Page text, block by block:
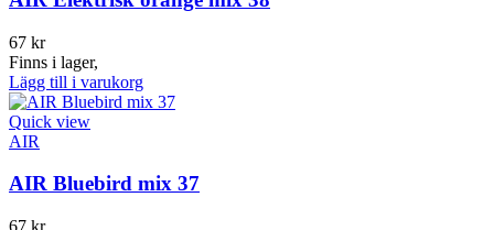
67 kr
Finns i lager,
Lägg till i varukorg
Quick view
AIR
AIR Bluebird mix 37
67 kr